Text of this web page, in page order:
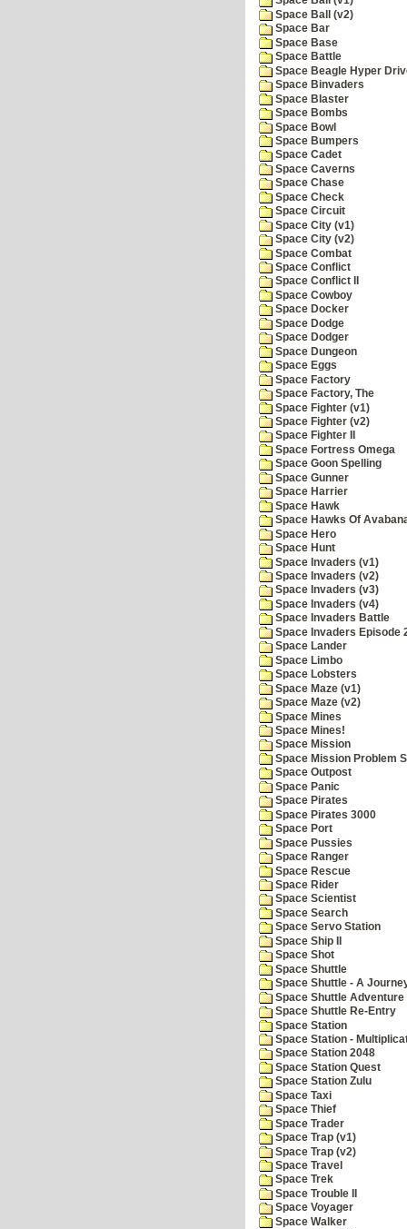
Space Ball (v2)
Space Bar
Space Base
Space Battle
Space Beagle Hyper
Space Binvaders
Space Blaster
Space Bombs
Space Bowl
Space Bumpers
Space Cadet
Space Caverns
Space Chase
Space Check
Space Circuit
Space City (v1)
Space City (v2)
Space Combat
Space Conflict
Space Conflict II
Space Cowboy
Space Docker
Space Dodge
Space Dodger
Space Dungeon
Space Eggs
Space Factory
Space Factory, The
Space Fighter (v1)
Space Fighter (v2)
Space Fighter II
Space Fortress Omega
Space Goon Spelling
Space Gunner
Space Harrier
Space Hawk
Space Hawks Of
Space Hero
Space Hunt
Space Invaders (v1)
Space Invaders (v2)
Space Invaders (v3)
Space Invaders (v4)
Space Invaders Battle
Space Invaders Episode
Space Lander
Space Limbo
Space Lobsters
Space Maze (v1)
Space Maze (v2)
Space Mines
Space Mines!
Space Mission
Space Mission Problem
Space Outpost
Space Panic
Space Pirates
Space Pirates 3000
Space Port
Space Pussies
Space Ranger
Space Rescue
Space Rider
Space Scientist
Space Search
Space Servo Station
Space Ship II
Space Shot
Space Shuttle
Space Shuttle - A
Space Shuttle Adventure
Space Shuttle Re-Entry
Space Station
Space Station -
Space Station 2048
Space Station Quest
Space Station Zulu
Space Taxi
Space Thief
Space Trader
Space Trap (v1)
Space Trap (v2)
Space Travel
Space Trek
Space Trouble II
Space Voyager
Space Walker